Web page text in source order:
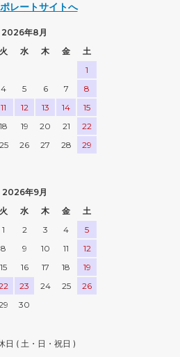
レートサイトへ
2026年8月
火 水 木 金
土
1
4 5 6 7
8
11 12 13 14
15
18 19 20 21
22
25 26 27 28
29
2026年9月
火 水 木 金
土
1
2 3 4
5
8 9 10 11
12
15 16 17 18
19
23 24 25
26
30
日 ( 土・日・祝日 )